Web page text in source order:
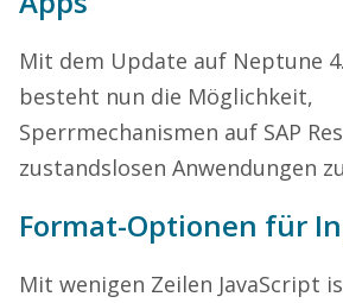
Mit dem Update auf Neptune
besteht nun die Möglichkeit,
Sperrmechanismen auf SAP
zustandslosen Anwendungen
Format-Optionen für
Mit wenigen Zeilen JavaScript